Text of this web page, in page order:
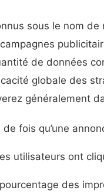
sous le nom
de données
globale des
généralement
fois qu’une
utilisateurs ont
des